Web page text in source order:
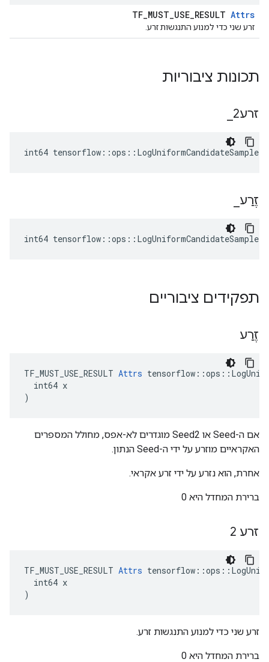
TF_MUST_USE_RESULT Attrs
זרע שני כדי למנוע התנגשות זרע.
תכונות ציבוריות
זרע2
int64
זֶרַע
int64
תפקידים ציבוריים
זֶרַע
TF_MUST_USE_RESULT Attrs
  int64 x
)
אם ה-Seed או Seed2 מוגדרים לא-אפס, מחולל המספרים
האקראיים מוזרע על ידי ה-Seed הנתון.
אחרת, הוא נזרע על ידי זרע אקראי.
ברירת המחדל היא 0
זרע 2
TF_MUST_USE_RESULT Attrs
  int64 x
)
זרע שני כדי למנוע התנגשות זרע.
ברירת המחדל היא 0